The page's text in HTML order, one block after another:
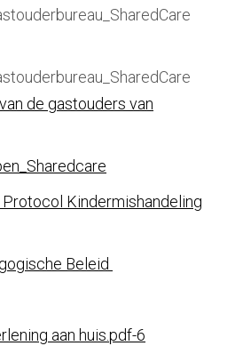
de gastouders van
Kindermishandeling
Beleid
aan huis.pdf-6